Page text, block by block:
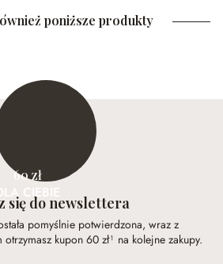
poniższe produkty
60 zł
DLA CIEBIE
się do newslettera
pomyślnie potwierdzona, wraz z
kupon 60 zł¹ na kolejne zakupy.